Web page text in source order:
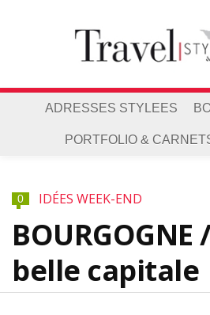
ADRESSES STYLEES
PORTFOLIO &
0 IDÉES WEEK-END
belle capitale